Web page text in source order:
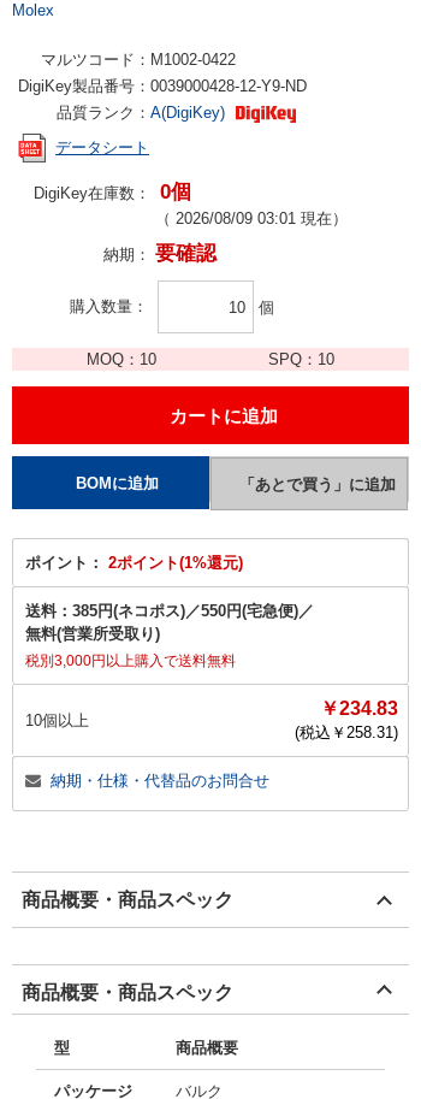
Molex
マルツコード： M1002-0422
DigiKey製品番号： 0039000428-12-Y9-ND
品質ランク： A(DigiKey)
データシート
DigiKey在庫数： 0個
（ 2026/08/09 03:01 現在）
納期： 要確認
購入数量 個
MOQ： 10 SPQ： 10
ポイント： 2ポイント(1%還元)
送料： 385円(ネコポス)／550円(宅急便)／
無料(営業所受取り)
税別3,000円以上購入で送料無料
10個以上
￥234.83
(税込￥ 258.31)
納期・仕様・代替品のお問合せ
商品概要・商品スペック
商品概要・商品スペック
型 商品概要
パッケージ バルク